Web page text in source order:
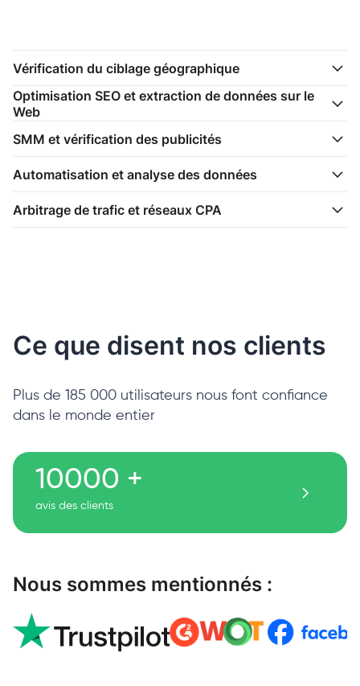
Vérification du ciblage géographique
Optimisation SEO et extraction de données sur le
Web
SMM et vérification des publicités
Automatisation et analyse des données
Arbitrage de trafic et réseaux CPA
Ce que disent nos clients
Plus de 185 000 utilisateurs nous font confiance
dans le monde entier
10000 +
avis des clients
Nous sommes mentionnés :